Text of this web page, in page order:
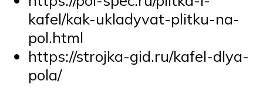
kafel/kak-ukladyvat-plitku-na-
pol.html
https://strojka-gid.ru/kafel-dlya-
pola/